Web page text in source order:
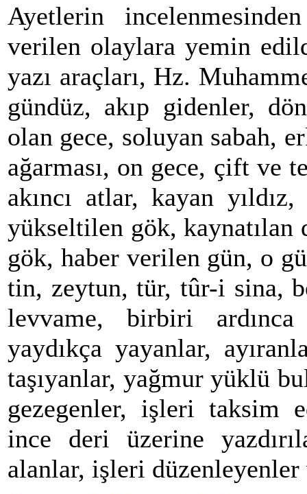
Ayetlerin
verilen olaylara yemin
yazı araçları, Hz.
gündüz, akıp gidenler,
olan gece, soluyan sabah,
ağarması, on gece, çift ve
akıncı atlar, kayan
yükseltilen gök,
gök, haber verilen gün, o
tin, zeytun, tür, tûr-i sina,
levvame, birbiri
yaydıkça yayanlar,
taşıyanlar, yağmur yüklü
gezegenler, işleri taksim
ince deri üzerine
alanlar, işleri